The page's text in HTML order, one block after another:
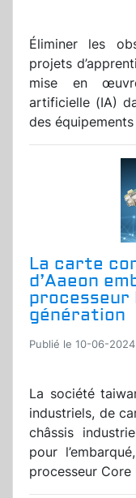
Éliminer les
projets
mise en œuvre
artificielle (IA)
des
La carte
d’Aaeon
processeur
génération
Publié le 10-06-
La société
industriels, de
châssis
pour
processeur Core